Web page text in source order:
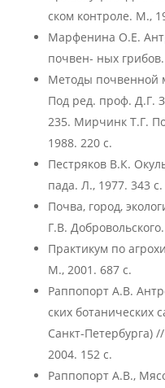
ском контроле. М.,
Марфенина О.Е.
почвен- ных
Методы почвенной
Под ред. проф. Д.Г.
235. Мирчинк Т.Г.
1988. 220 с.
Пестряков В.К.
пада. Л., 1977. 343 с.
Почва, город,
Г.В.
Практикум по
М., 2001. 687 с.
Раппопорт А.В.
ских ботанических
Санкт-Петербурга)
2004. 152 с.
Раппопорт А.В.,